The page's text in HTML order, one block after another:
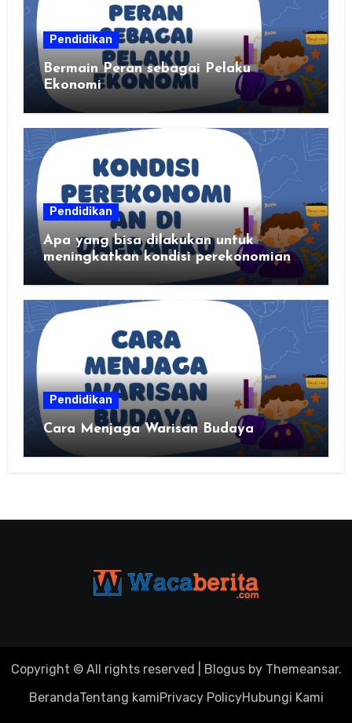
Pendidikan
Bermain Peran sebagai Pelaku
Ekonomi
Pendidikan
Apa yang bisa dilakukan untuk
meningkatkan kondisi perekonomian
daerahku?
Pendidikan
Cara Menjaga Warisan Budaya
Copyright © All rights reserved Blogusby Themeansar.
BerandaTentang kamiPrivacy PolicyHubungi Kami